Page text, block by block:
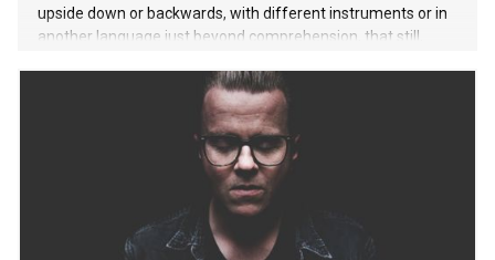
upside down or backwards, with different instruments or in
another language just beyond comprehension, that still,